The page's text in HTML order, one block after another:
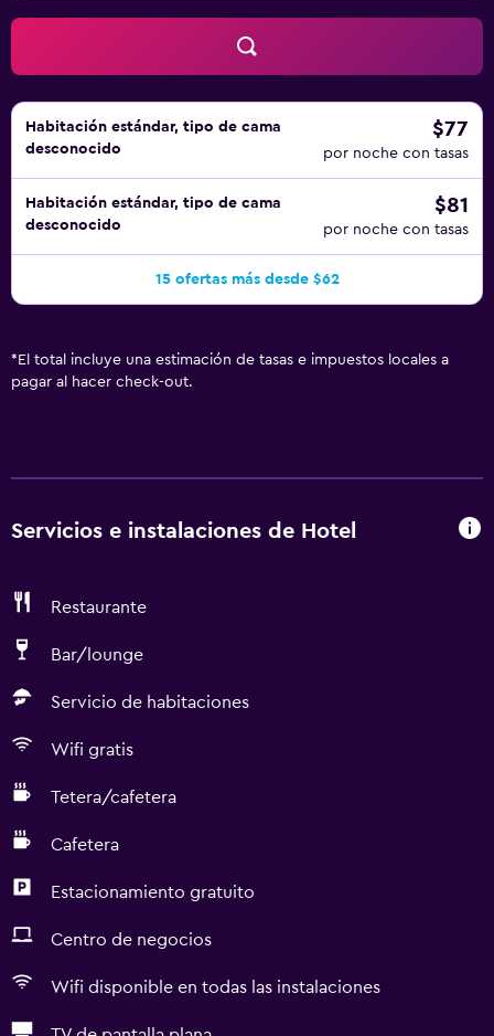
más abajo en las instalaciones o cerca del alojamiento (es
posible que se aplique un recargo).
Habitación estándar, tipo de cama
desconocido
$77
por noche con tasas
Habitación estándar, tipo de cama
desconocido
$81
por noche con tasas
15 ofertas más desde $62
* El total incluye una estimación de tasas e impuestos locales a
pagar al hacer check-out.
Servicios e instalaciones de Hotel
Restaurante
Bar/lounge
Servicio de habitaciones
Wifi gratis
Tetera/cafetera
Cafetera
Estacionamiento gratuito
Centro de negocios
Wifi disponible en todas las instalaciones